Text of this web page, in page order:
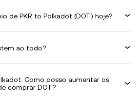
de PKR to Polkadot (DOT) hoje?
ao todo?
Como posso aumentar os
comprar DOT?